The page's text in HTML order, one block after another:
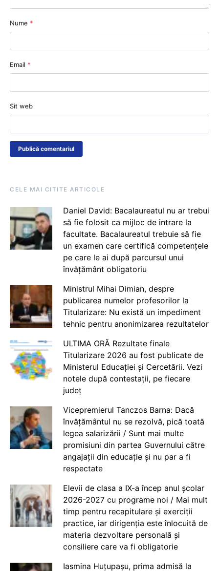
Nume *
Email *
Sit web
CELE MAI CITITE ARTICOLE
Daniel David: Bacalaureatul nu ar trebui
să fie folosit ca mijloc de intrare la
facultate. Bacalaureatul trebuie să fie
un examen care certifică competențele
pe care le ai după parcursul unui
învățământ obligatoriu
Ministrul Mihai Dimian, despre
publicarea numelor profesorilor la
Titularizare: Nu există un impediment
tehnic pentru anonimizarea rezultatelor
ULTIMA ORĂ Rezultate finale
Titularizare 2026 au fost publicate de
Ministerul Educației și Cercetării. Vezi
notele după contestații, pe fiecare
județ
Vicepremierul Tanczos Barna: Dacă
învățământul nu se rezolvă, pică toată
legea salarizării / Sunt mai multe
promisiuni din partea Guvernului către
angajații din educație și nu par a fi
respectate
Elevii de clasa a IX-a încep anul școlar
2026-2027 cu programe noi / Mai mult
timp pentru recapitulare și exerciții
practice, iar dirigenția este înlocuită de
materia dezvoltare personală și
consiliere care va fi obligatorie
Iasmina Huțupașu, prima admisă la